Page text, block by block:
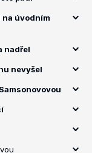
na úvodním
nadřel
nevyšel